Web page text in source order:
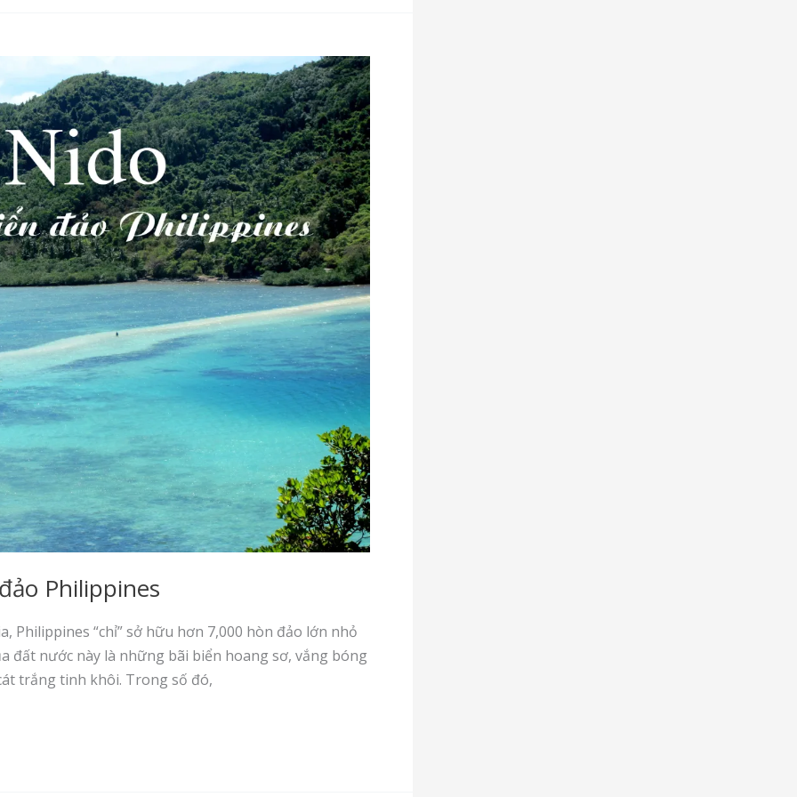
Philippines
Philippines “chỉ” sở hữu hơn 7,000 hòn đảo lớn nhỏ
đất nước này là những bãi biển hoang sơ, vắng bóng
trắng tinh khôi. Trong số đó,